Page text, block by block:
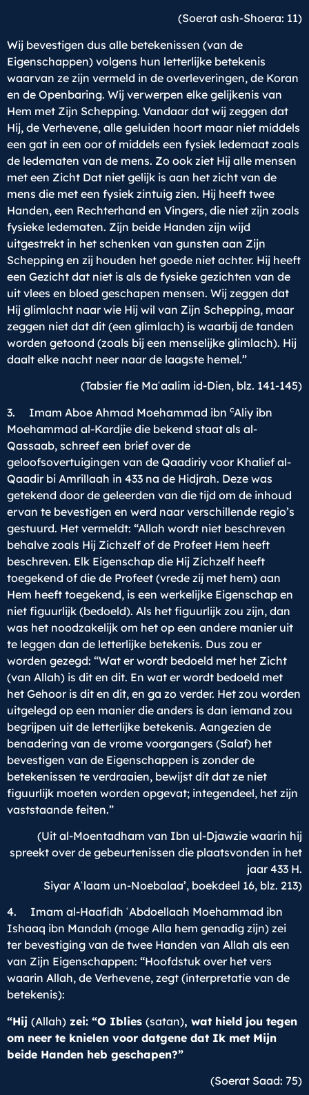
(Soerat ash-Shoera: 11)
Wij bevestigen dus alle betekenissen (van de
Eigenschappen) volgens hun letterlijke betekenis
waarvan ze zijn vermeld in de overleveringen, de Koran
en de Openbaring. Wij verwerpen elke gelijkenis van
Hem met Zijn Schepping. Vandaar dat wij zeggen dat
Hij, de Verhevene, alle geluiden hoort maar niet middels
een gat in een oor of middels een fysiek ledemaat zoals
de ledematen van de mens. Zo ook ziet Hij alle mensen
met een Zicht Dat niet gelijk is aan het zicht van de
mens die met een fysiek zintuig zien. Hij heeft twee
Handen, een Rechterhand en Vingers, die niet zijn zoals
fysieke ledematen. Zijn beide Handen zijn wijd
uitgestrekt in het schenken van gunsten aan Zijn
Schepping en zij houden het goede niet achter. Hij heeft
een Gezicht dat niet is als de fysieke gezichten van de
uit vlees en bloed geschapen mensen. Wij zeggen dat
Hij glimlacht naar wie Hij wil van Zijn Schepping, maar
zeggen niet dat dit (een glimlach) is waarbij de tanden
worden getoond (zoals bij een menselijke glimlach). Hij
daalt elke nacht neer naar de laagste hemel.”
(Tabsier fie Maʿaalim id-Dien, blz. 141-145)
3. Imam Aboe Ahmad Moehammad ibn cAliy ibn
Moehammad al-Kardjie die bekend staat als al-
Qassaab, schreef een brief over de
geloofsovertuigingen van de Qaadiriy voor Khalief al-
Qaadir bi Amrillaah in 433 na de Hidjrah. Deze was
getekend door de geleerden van die tijd om de inhoud
ervan te bevestigen en werd naar verschillende regio’s
gestuurd. Het vermeldt: “Allah wordt niet beschreven
behalve zoals Hij Zichzelf of de Profeet Hem heeft
beschreven. Elk Eigenschap die Hij Zichzelf heeft
toegekend of die de Profeet (vrede zij met hem) aan
Hem heeft toegekend, is een werkelijke Eigenschap en
niet figuurlijk (bedoeld). Als het figuurlijk zou zijn, dan
was het noodzakelijk om het op een andere manier uit
te leggen dan de letterlijke betekenis. Dus zou er
worden gezegd: “Wat er wordt bedoeld met het Zicht
(van Allah) is dit en dit. En wat er wordt bedoeld met
het Gehoor is dit en dit, en ga zo verder. Het zou worden
uitgelegd op een manier die anders is dan iemand zou
begrijpen uit de letterlijke betekenis. Aangezien de
benadering van de vrome voorgangers (Salaf) het
bevestigen van de Eigenschappen is zonder de
betekenissen te verdraaien, bewijst dit dat ze niet
figuurlijk moeten worden opgevat; integendeel, het zijn
vaststaande feiten.”
(Uit al-Moentadham van Ibn ul-Djawzie waarin hij
spreekt over de gebeurtenissen die plaatsvonden in het
jaar 433 H.
Siyar Aʿlaam un-Noebalaa’, boekdeel 16, blz. 213)
4. Imam al-Haafidh ʿAbdoellaah Moehammad ibn
Ishaaq ibn Mandah (moge Alla hem genadig zijn) zei
ter bevestiging van de twee Handen van Allah als een
van Zijn Eigenschappen: “Hoofdstuk over het vers
waarin Allah, de Verhevene, zegt (interpretatie van de
betekenis):
“Hij (Allah) zei: “O Iblies (satan), wat hield jou tegen
om neer te knielen voor datgene dat Ik met Mijn
beide Handen heb geschapen?”
(Soerat Saad: 75)